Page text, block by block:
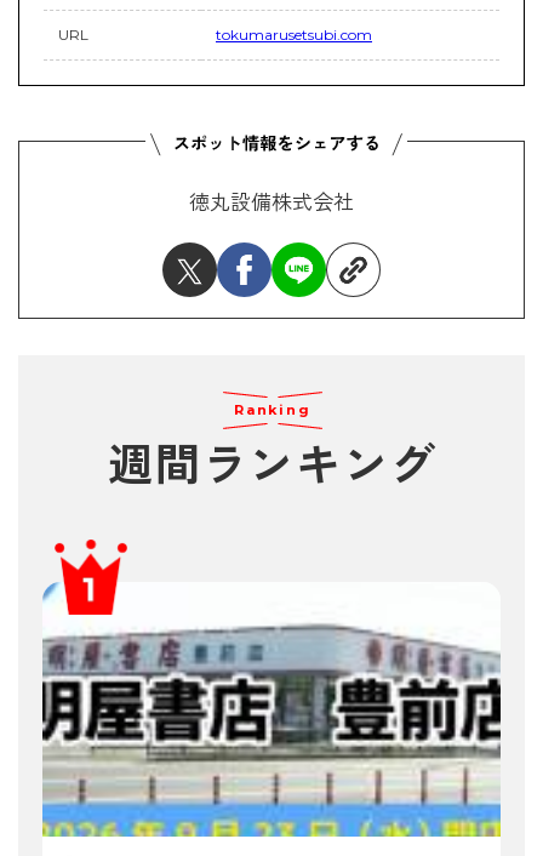
URL tokumarusetsubi.com
徳丸設備株式会社
Ranking
週間ランキング